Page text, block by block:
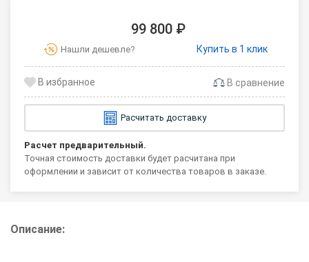
99 800 ₽
Нашли дешевле? Купить в 1 клик
В сравнение
Расчитать доставку
Расчет предварительный.
Точная стоимость доставки будет расчитана при
оформлении и зависит от количества товаров в заказе.
Описание: